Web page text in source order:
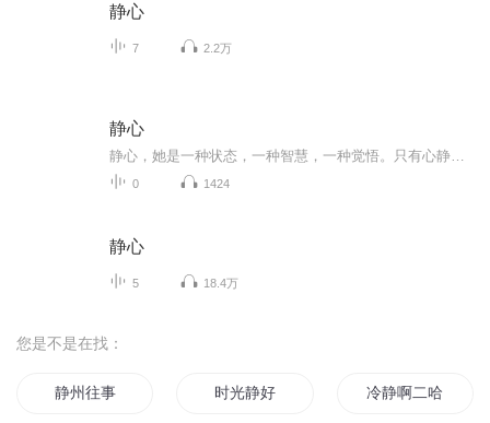
静心
7 2.2万
静心
0 1424
静心
5 18.4万
您是不是在找：
静州往事 时光静好 冷静啊二哈